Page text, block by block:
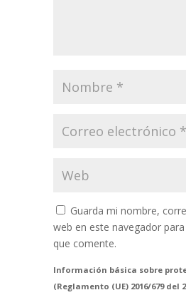
Guarda mi nombre,
web en este navegador
que comente.
Información básica sobre
(Reglamento (UE) 2016/679 del